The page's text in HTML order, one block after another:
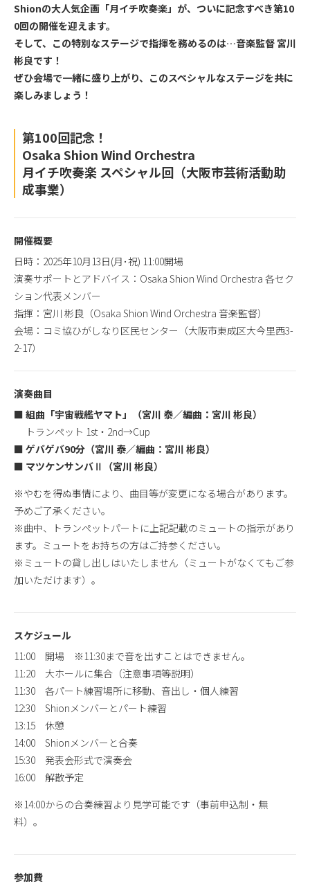
Shionの大人気企画「月イチ吹奏楽」が、ついに記念すべき第10
0回の開催を迎えます。
そして、この特別なステージで指揮を務めるのは…音楽監督 宮川
彬良です！
ぜひ会場で一緒に盛り上がり、このスペシャルなステージを共に
楽しみましょう！
第100回記念！
Osaka Shion Wind Orchestra
月イチ吹奏楽 スペシャル回（大阪市芸術活動助
成事業）
開催概要
日時：2025年10月13日(月･祝) 11:00開場
演奏サポートとアドバイス：Osaka Shion Wind Orchestra 各セク
ション代表メンバー
指揮：宮川 彬良（Osaka Shion Wind Orchestra 音楽監督）
会場：コミ協ひがしなり区民センター（大阪市東成区大今里西3-
2-17）
演奏曲目
■ 組曲「宇宙戦艦ヤマト」（宮川 泰／編曲：宮川 彬良）
トランペット 1st・2nd→Cup
■ ゲバゲバ90分（宮川 泰／編曲：宮川 彬良）
■ マツケンサンバⅡ（宮川 彬良）
※やむを得ぬ事情により、曲目等が変更になる場合があります。
予めご了承ください。
※曲中、トランペットパートに上記記載のミュートの指示があり
ます。ミュートをお持ちの方はご持参ください。
※ミュートの貸し出しはいたしません（ミュートがなくてもご参
加いただけます）。
スケジュール
11:00 開場 ※11:30まで音を出すことはできません。
11:20 大ホールに集合（注意事項等説明）
11:30 各パート練習場所に移動、音出し・個人練習
12:30 Shionメンバーとパート練習
13:15 休憩
14:00 Shionメンバーと合奏
15:30 発表会形式で演奏会
16:00 解散予定
※14:00からの合奏練習より見学可能です（事前申込制・無
料）。
参加費